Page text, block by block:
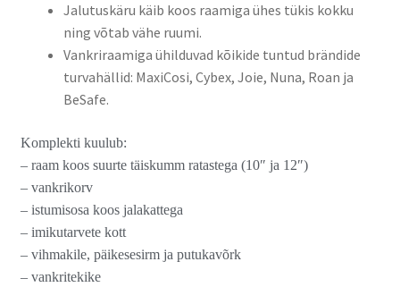
Jalutuskäru käib koos raamiga ühes tükis kokku
ning võtab vähe ruumi.
Vankriraamiga ühilduvad kõikide tuntud brändide
turvahällid: MaxiCosi, Cybex, Joie, Nuna, Roan ja
BeSafe.
Komplekti kuulub:
– raam koos suurte täiskumm ratastega (10″ ja 12″)
– vankrikorv
– istumisosa koos jalakattega
– imikutarvete kott
– vihmakile, päikesesirm ja putukavõrk
– vankritekike